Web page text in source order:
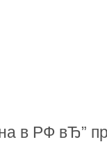
в РФ вЂ”